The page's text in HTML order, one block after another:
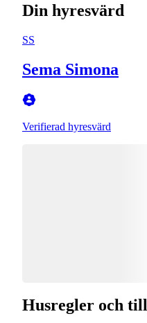
Din hyresvärd
SS
Sema Simona
Verifierad hyresvärd
Husregler och